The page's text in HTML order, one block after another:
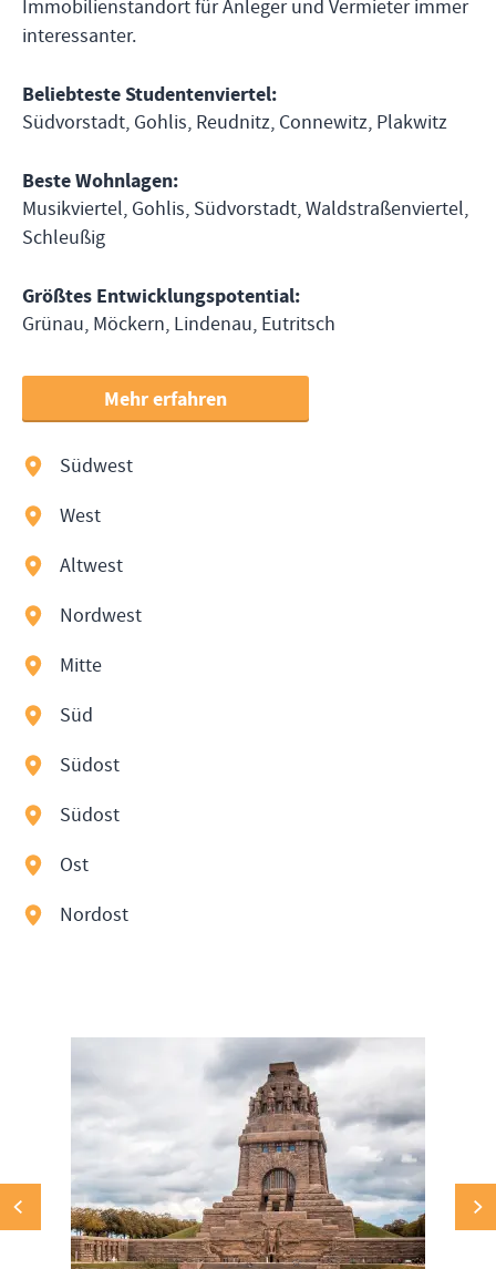
Immobilienstandort für Anleger und Vermieter immer
interessanter.
Beliebteste Studentenviertel:
Südvorstadt, Gohlis, Reudnitz, Connewitz, Plakwitz
Beste Wohnlagen:
Musikviertel, Gohlis, Südvorstadt, Waldstraßenviertel,
Schleußig
Größtes Entwicklungspotential:
Grünau, Möckern, Lindenau, Eutritsch
Mehr erfahren
⬤ Südwest
⬤ West
⬤ Altwest
⬤ Nordwest
⬤ Mitte
⬤ Süd
⬤ Südost
⬤ Südost
⬤ Ost
⬤ Nordost